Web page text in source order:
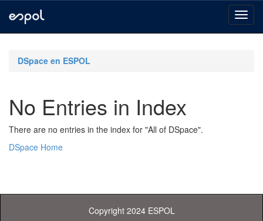
navigationDSpace en ESPOL
No Entries in Index
There are no entries in the index for "All of DSpace".
DSpace Home
Copyright 2024 ESPOL